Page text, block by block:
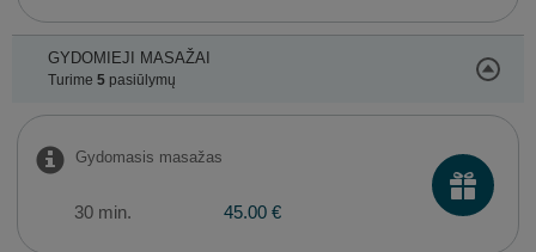
GYDOMIEJI MASAŽAI
Turime 5pasiūlymų
Gydomasis masažas
30 min. 45.00 €